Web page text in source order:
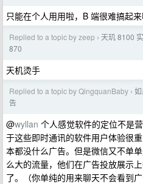
只能在个人用用啦，B 端很难搞起来
Replied to a topic by zeep › 天玑 8100
870
天机烫手
Replied to a topic by QingquanBaby ›
告
@wyllan 个人感觉软件的定位不是
于这些即时通讯的软件用户体验很
本都没什么广告。但是微信又不单
么大的流量，他们在广告投放展示
了。（你单纯的用来聊天不会看到